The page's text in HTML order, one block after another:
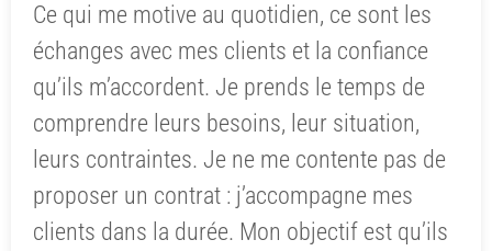
Ce qui me motive au quotidien, ce sont les
échanges avec mes clients et la confiance
qu’ils m’accordent. Je prends le temps de
comprendre leurs besoins, leur situation,
leurs contraintes. Je ne me contente pas de
proposer un contrat : j’accompagne mes
clients dans la durée. Mon objectif est qu’ils